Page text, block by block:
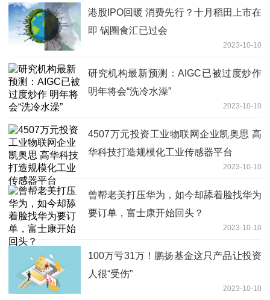
港股IPO回暖 消费先行？十月稻田上市在
即 锅圈食汇已过会
2023-10-10
研究机构最新预测：AIGC已被过度炒作
明年将会“洗冷水澡”
2023-10-10
4507万元投资工业物联网企业凯奥思 高
华科技打造规模化工业传感器平台
2023-10-10
曾帮老美打压华为，如今却舔着脸找华为
要订单，富士康开始回头？
2023-10-10
100万亏31万！鹏扬基金这只产品让投资
人很“受伤”
2023-10-10